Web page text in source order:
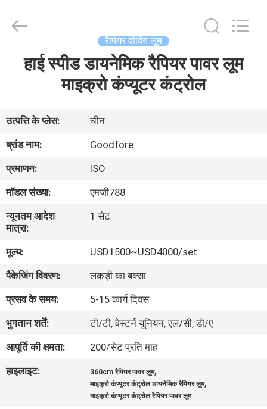
वीडियो
हमारे
बारे
में
कारखाना
भ्रमण
गुणवत्ता
नियंत्रण
हमसे
Machinery
Co.,Ltd.
रैपियर वीविंग लूम
हाई स्पीड डायनेमिक रैपियर पावर लूम
माइक्रो कंप्यूटर कंट्रोल
उत्पत्ति के प्लेस:
चीन
ब्रांड नाम:
Goodfore
प्रमाणन:
ISO
मॉडल संख्या:
एमजी788
न्यूनतम आदेश
मात्रा:
1 सेट
मूल्य:
USD1500~USD4000/set
पैकेजिंग विवरण:
लकड़ी का बक्सा
प्रसव के समय:
5-15 कार्य दिवस
भुगतान शर्तें:
टी/टी, वेस्टर्न यूनियन, एल/सी, डी/ए
आपूर्ति की क्षमता:
200/सेट प्रति माह
हाइलाइट:
360cm रैपियर पावर लूम,
माइक्रो कंप्यूटर कंट्रोल डायनेमिक रैपियर लूम,
माइक्रो कंप्यूटर कंट्रोल रैपियर पावर लूम